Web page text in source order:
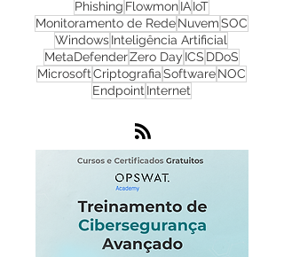
CibersegurançaCloudZero Trust
NGFWInfraestruturaDadosLGPDOT
PhishingFlowmon IAIoT
Monitoramento de RedeNuvemSOC
WindowsInteligência Artificial
MetaDefenderZero DayICS
Endpoint